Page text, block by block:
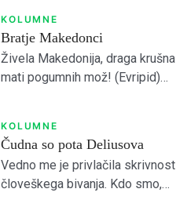
četrtega mesta. Otvoritvena
tekma z Bravom je to […]
KOLUMNE
Bratje Makedonci
Živela Makedonija, draga krušna
mati pogumnih mož! (Evripid)
narodne noše iz
Makedonskega etnografskega
muzeja, ki jih bo moral nekdo
plačati. (Lidija Dimovska) […]
KOLUMNE
Čudna so pota Deliusova
Vedno me je privlačila skrivnost
človeškega bivanja. Kdo smo,